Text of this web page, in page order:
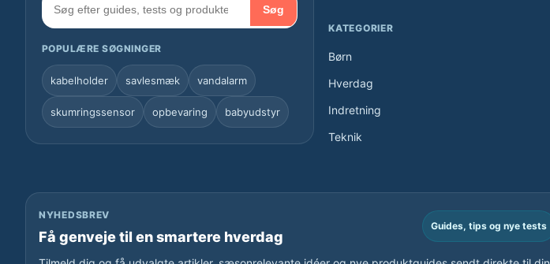
Søg
POPULÆRE SØGNINGER
kabelholder savlesmæk vandalarm
skumringssensor opbevaring babyudstyr
KATEGORIER
Børn
Hverdag
Indretning
Teknik
NYHEDSBREV
Få genveje til en smartere hverdag
Guides, tips og nye tests